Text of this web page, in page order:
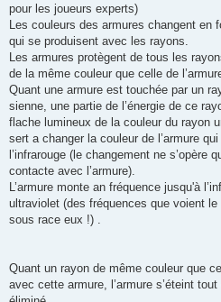
pour les joueurs experts)
Les couleurs des armures changent en
qui se produisent avec les rayons.
Les armures protègent de tous les
de la même couleur que celle de
Quant une armure est touchée par un
sienne, une partie de l’énergie de ce
flache lumineux de la couleur du rayon
sert a changer la couleur de l’armure
l’infrarouge (le changement ne s’opère
contacte avec l’armure).
L’armure monte an fréquence jusqu'à
ultraviolet (des fréquences que voient
sous race eux !) .
Quant un rayon de même couleur que
avec cette armure, l’armure s’éteint